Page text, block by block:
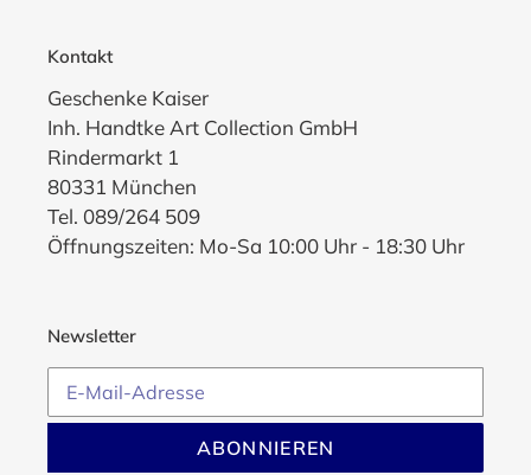
Kontakt
Geschenke Kaiser
Inh. Handtke Art Collection GmbH
Rindermarkt 1
80331 München
Tel. 089/264 509
Öffnungszeiten: Mo-Sa 10:00 Uhr - 18:30 Uhr
Newsletter
ABONNIEREN